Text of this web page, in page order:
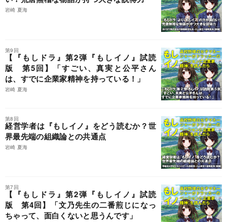
岩崎 夏海
第9回
【『もしドラ』第2弾『もしイノ』試読
版 第5回】「すごい、真実と公平さん
は、すでに企業家精神を持っている！」
岩崎 夏海
第8回
経営学者は『もしイノ』をどう読むか？世
界最先端の組織論との共通点
岩崎 夏海
第7回
【『もしドラ』第2弾『もしイノ』試読
版 第4回】「文乃先生の二番煎じになっ
ちゃって、面白くないと思うんです」